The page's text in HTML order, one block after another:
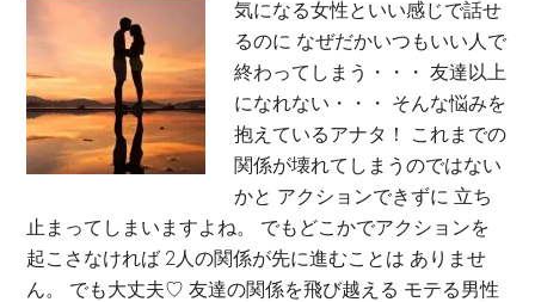
気になる女性といい感じで話せ
るのに なぜだかいつもいい人で
終わってしまう・・・ 友達以上
になれない・・・ そんな悩みを
抱えているアナタ！ これまでの
関係が壊れてしまうのではない
かと アクションできずに 立ち
止まってしまいますよね。 でもどこかでアクションを
起こさなければ 2人の関係が先に進むことは ありませ
ん。 でも大丈夫♡ 友達の関係を飛び越える モテる男性